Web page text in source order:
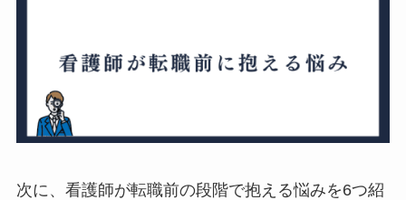
次に、看護師が転職前の段階で抱える悩みを6つ紹